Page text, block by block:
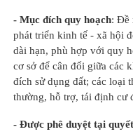
- Mục đích quy hoạch: Đề
phát triển kinh tế - xã hội
dài hạn, phù hợp với quy
cơ sở để cân đối giữa các
đích sử dụng đất; các loại
thường, hỗ trợ, tái định cư
- Được phê duyệt tại
Văn bản pháp lý
của Hồ sơ quy
hoạch tổng thể...
Điều chỉnh quy
hoạch chung
Dươn...
Quy
lý